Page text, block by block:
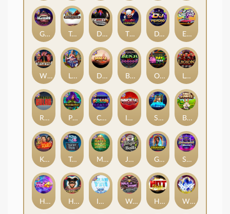
Outsourced: Payday
Kiss My Chainsaw Tractor Beam
Hot Nudge
Space Donkey
Land of the Free
Starstruck
Benji Killed in Vegas
Poison Eve
Devil's Crossroad
Golden Genie And The Walking Wilds
Dragon Tribe
Immortal Fruits
Coins of Fortune
Gluttony
Mayan Magic Wildfire
WiXX
Legion X
Bonus Bunnies
DJ Psycho
Hot 4 Cash
Tombstone East Coast Vs West Coast
The Creepy Carnival
Whacked
Jingle Balls
Harlequin Carnival Walk of Shame
Ice Ice Yeti
Remember Gulag